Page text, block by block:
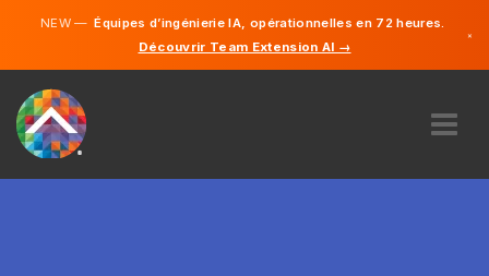
NEW —Équipes d’ingénierie IA, opérationnelles en 72 heures.
Découvrir Team Extension AI →
×